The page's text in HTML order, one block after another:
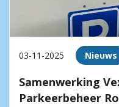
03-11-2025 Nieuws
Samenwerking
Parkeerbeheer